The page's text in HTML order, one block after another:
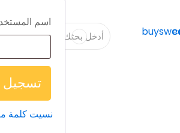
اسم
تسجيل
نسيت كلمة